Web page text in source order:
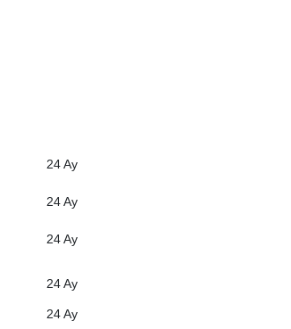
24 Ay
24 Ay
24 Ay
24 Ay
24 Ay